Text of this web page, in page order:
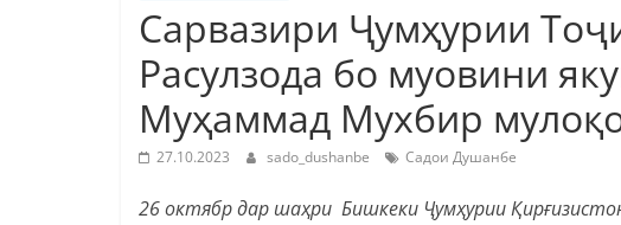
Сарвазири Ҷумҳурии
Расулзода бо муовини
Муҳаммад Мухбир
27.10.2023 sado_dushanbe Садои Душанбе
26 октябр дар шаҳри Бишкеки Ҷумҳурии